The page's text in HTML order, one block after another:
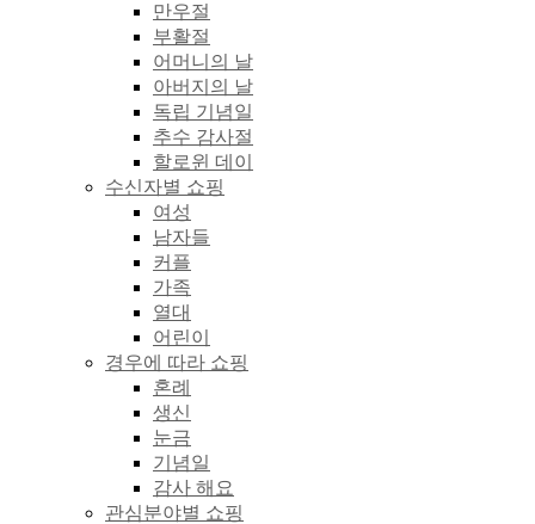
만우절
부활절
어머니의 날
아버지의 날
독립 기념일
추수 감사절
할로윈 데이
수신자별 쇼핑
여성
남자들
커플
가족
열대
어린이
경우에 따라 쇼핑
혼례
생신
눈금
기념일
감사 해요
관심분야별 쇼핑